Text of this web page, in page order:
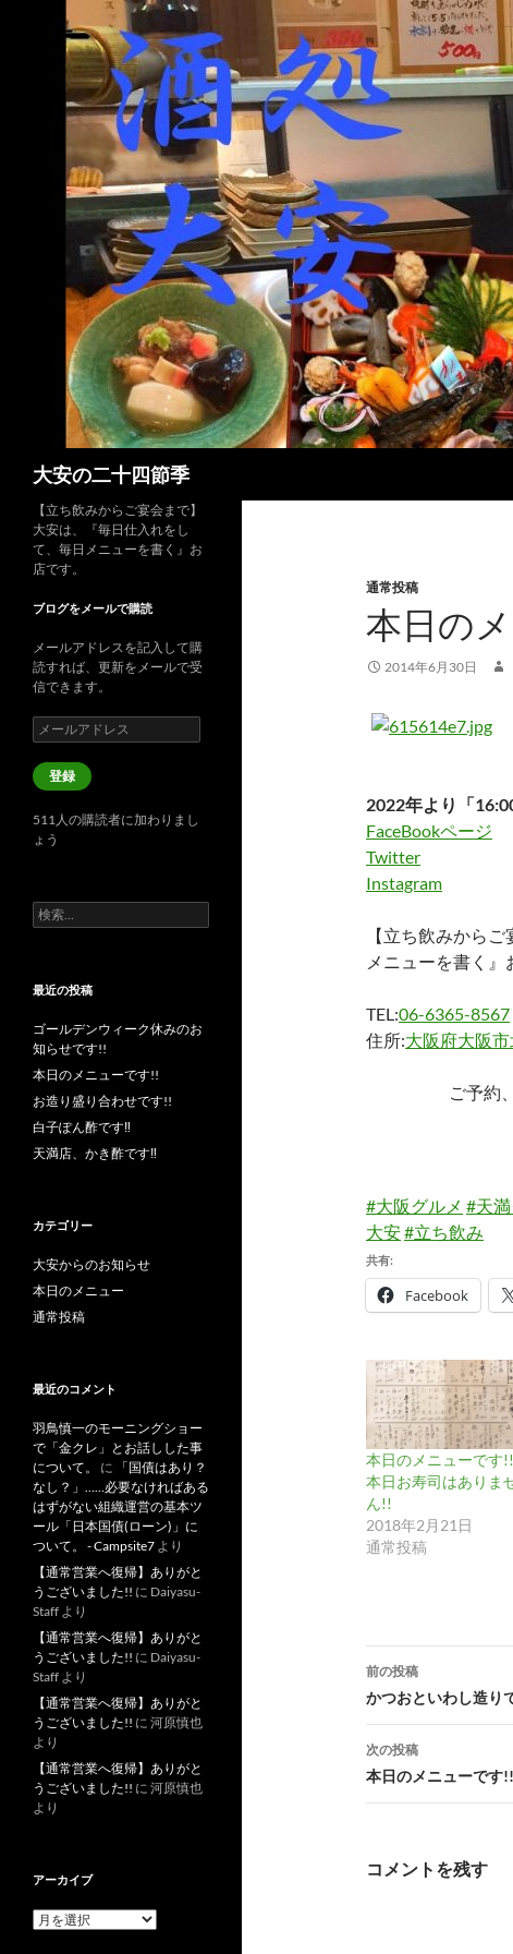
大安の二十四節季
通常投稿
本日の
2014年6月30日
2022年より「
FaceBookページ
Twitter
Instagram
【立ち飲みから
メニューを書く』
TEL:06-6365-8567
住所:大阪府大阪
ご予約
#大阪グルメ #天
大安#立ち飲み
共有:
Facebook
本日のメニューです!!
本日お寿司はありま
ん!!
2018年2月21日
通常投稿
投
稿
ナ
ビ
ゲ
前の投稿
かつおといわし造り
次の投稿
本日のメニューです!!
コメントを残す
【立ち飲みからご宴会まで】
大安は、『毎日仕入れをし
て、毎日メニューを書く』お
店です。
ブログをメールで購読
メールアドレスを記入して購
読すれば、更新をメールで受
信できます。
メ
ー
ル
ア
レ
ス
登録
511人の購読者に加わりまし
ょう
検
索:
最近の投稿
ゴールデンウィーク休みのお
知らせです!!
本日のメニューです!!
お造り盛り合わせです!!
白子ぽん酢です‼︎
天満店、かき酢です‼︎
カテゴリー
大安からのお知らせ
本日のメニュー
通常投稿
最近のコメント
羽鳥慎一のモーニングショー
で「金クレ」とお話しした事
について。
に
「国債はあり？
なし？」……必要なければある
はずがない組織運営の基本ツ
ール「日本国債(ローン)」に
ついて。 - Campsite7 より
【通常営業へ復帰】ありがと
うございました!! に Daiyasu-
Staff より
【通常営業へ復帰】ありがと
うございました!! に Daiyasu-
Staff より
【通常営業へ復帰】ありがと
うございました!! に 河原慎也
より
【通常営業へ復帰】ありがと
うございました!! に 河原慎也
より
アーカイブ
ア